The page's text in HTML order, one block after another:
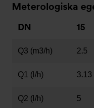
Meterologiska
DN 15
Q3 (m3/h) 2.5
Q1 (l/h) 3.13
Q2 (l/h) 5